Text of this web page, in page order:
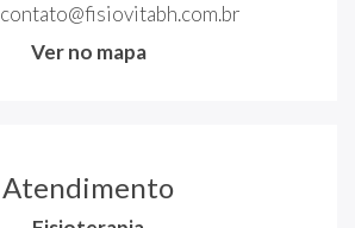
contato@fisiovitabh.com.br
Ver no mapa
Atendimento